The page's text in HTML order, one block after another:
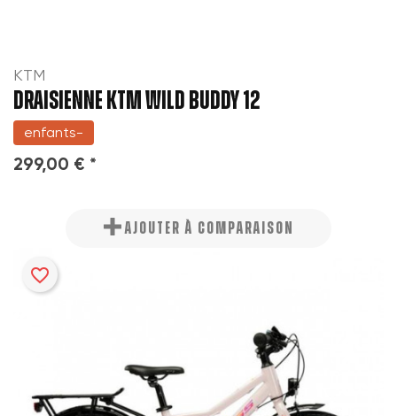
KTM
DRAISIENNE KTM WILD BUDDY 12
enfants-
299,00 € *
AJOUTER À COMPARAISON
favorite_border